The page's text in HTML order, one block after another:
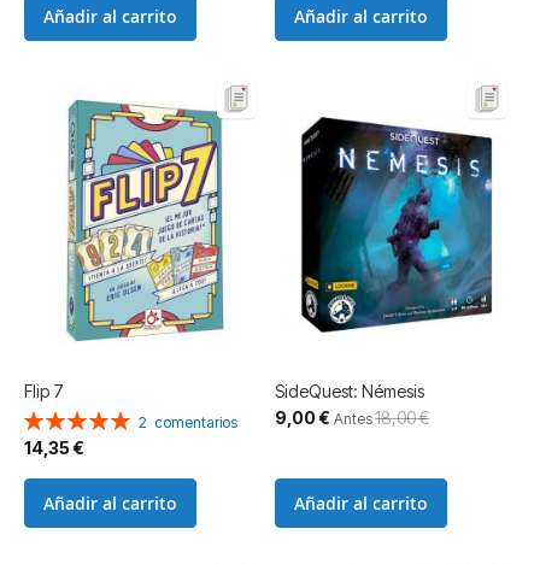
Añadir al carrito Añadir al carrito
Flip 7
Valoración:
100%
2 comentarios
14,35 €
Añadir al carrito
SideQuest: Némesis
Precio
especial
9,00 € Antes18,00 €
Añadir al carrito